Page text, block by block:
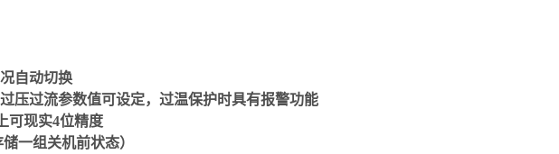
自动切换
压过流参数值可设定，过温保护时具有报警功能
可现实4位精度
一组关机前状态）